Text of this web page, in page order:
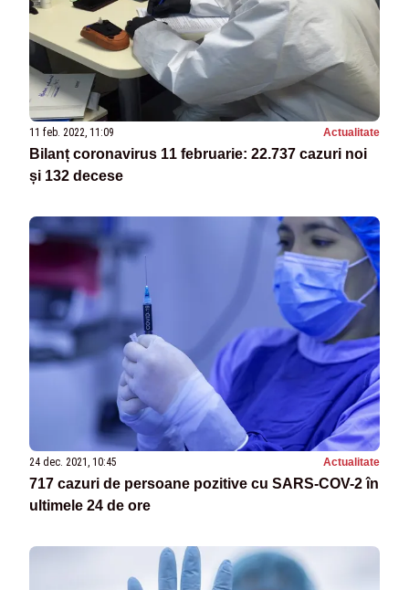
11 feb. 2022, 11:09 Actualitate
Bilanț coronavirus 11 februarie: 22.737 cazuri noi
și 132 decese
24 dec. 2021, 10:45 Actualitate
717 cazuri de persoane pozitive cu SARS-COV-2 în
ultimele 24 de ore